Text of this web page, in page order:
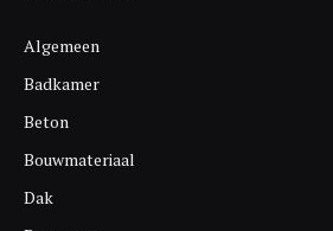
Algemeen
Badkamer
Beton
Bouwmateriaal
Dak